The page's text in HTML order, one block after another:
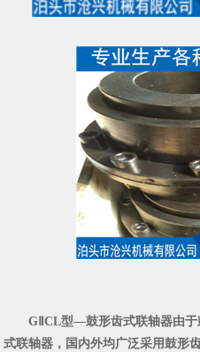
GⅡCL型—鼓形齿式联轴器由
式联轴器，国内外均广泛采用鼓形